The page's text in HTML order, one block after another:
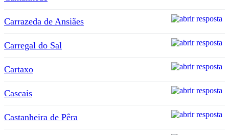
Carrazeda de Ansiães
Carregal do Sal
Cartaxo
Cascais
Castanheira de Pêra